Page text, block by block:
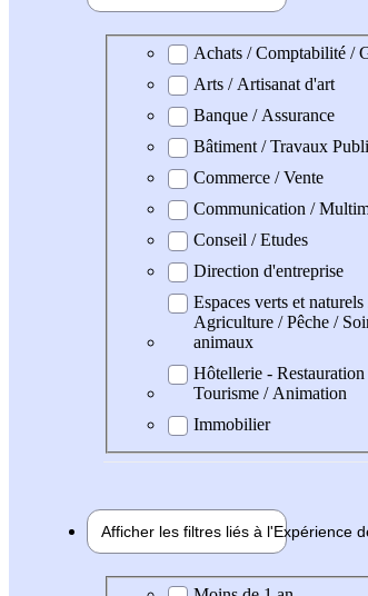
Domaine professionel
Achats / Comptabilité /
Arts / Artisanat d'art
Banque / Assurance
Bâtiment / Travaux
Commerce / Vente
Communication /
Conseil / Etudes
Direction d'entreprise
Espaces verts et naturels
Agriculture / Pêche /
animaux
Hôtellerie - Restauration
Tourisme / Animation
Immobilier
Afficher les filtres liés à l'Expérience